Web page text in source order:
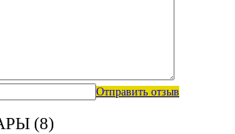
Отправить отзыв
(8)